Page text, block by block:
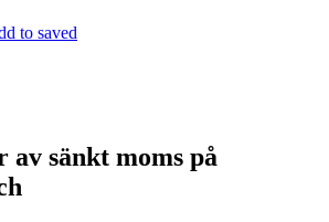
to saved
sänkt moms på